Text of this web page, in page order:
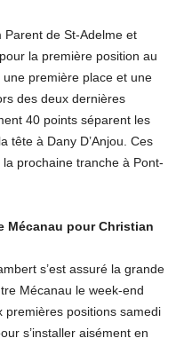
Parent de St-Adelme et
la première position au
première place et une
des deux dernières
40 points séparent les
tête à Dany D’Anjou. Ces
prochaine tranche à Pont-
Mécanau pour Christian
s’est assuré la grande
Mécanau le week-end
premières positions samedi
s’installer aisément en